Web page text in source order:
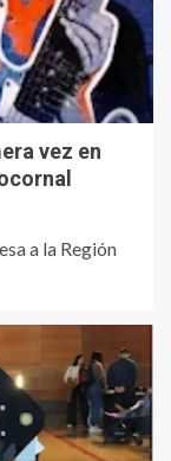
vez en
a la Región